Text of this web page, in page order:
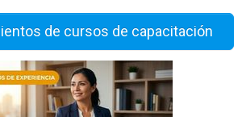
de cursos de capacitación